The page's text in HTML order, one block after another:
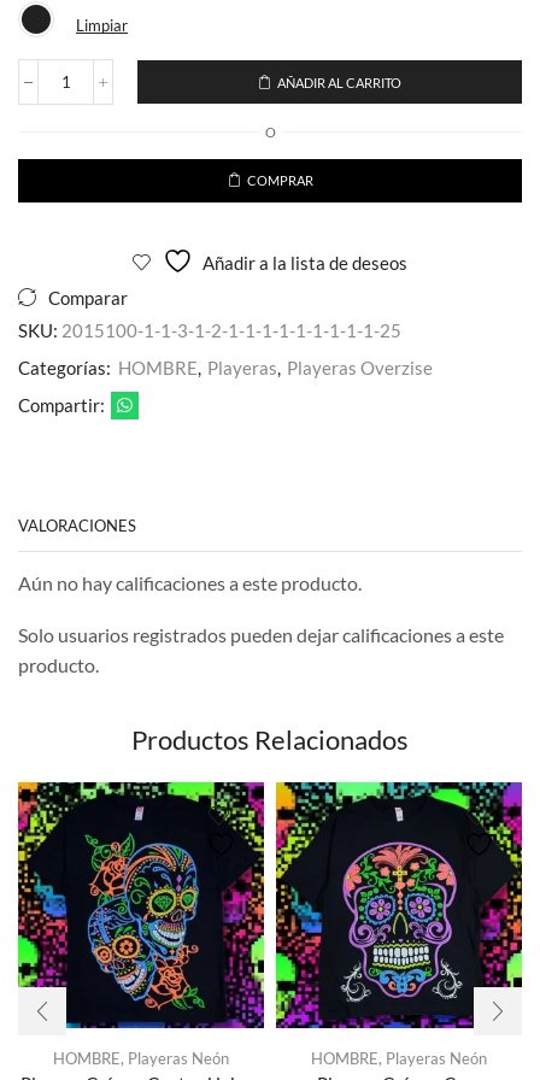
Limpiar
Playera
Pedreria
Buldog
AÑADIR AL CARRITO
O
COMPRAR
Añadir a la lista de deseos
Comparar
SKU: 2015100-1-1-3-1-2-1-1-1-1-1-1-1-1-1-25
Categorías: HOMBRE, Playeras, Playeras Overzise
Compartir:
VALORACIONES
Aún no hay calificaciones a este producto.
Solo usuarios registrados pueden dejar calificaciones a este
producto.
Productos Relacionados
HOMBRE, Playeras Neón HOMBRE, Playeras Neón